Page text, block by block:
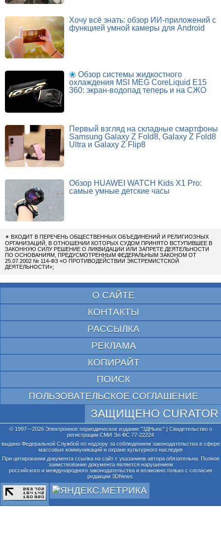
Хочу всё знать: обзор ИИ-приложений с
функцией умной камеры для Android
Обзор системы жидкостного
охлаждения MSI MEG CoreLiquid E15
360: экран-водопад теперь и на СЖО
Первый взгляд на складные смартфоны
Samsung Galaxy Z Fold8, Galaxy Z Fold8
Ultra и Galaxy Z Flip8
Обзор HUAWEI WATCH Kids X1 Pro:
самые умные детские часы
✴ ВХОДИТ В ПЕРЕЧЕНЬ ОБЩЕСТВЕННЫХ ОБЪЕДИНЕНИЙ И РЕЛИГИОЗНЫХ
ОРГАНИЗАЦИЙ, В ОТНОШЕНИИ КОТОРЫХ СУДОМ ПРИНЯТО ВСТУПИВШЕЕ В
ЗАКОННУЮ СИЛУ РЕШЕНИЕ О ЛИКВИДАЦИИ ИЛИ ЗАПРЕТЕ ДЕЯТЕЛЬНОСТИ
ПО ОСНОВАНИЯМ, ПРЕДУСМОТРЕННЫМ ФЕДЕРАЛЬНЫМ ЗАКОНОМ ОТ
25.07.2002 № 114-ФЗ «О ПРОТИВОДЕЙСТВИИ ЭКСТРЕМИСТСКОЙ
ДЕЯТЕЛЬНОСТИ»;
О САЙТЕ
КОНТАКТЫ
РАССЫЛКА
РЕКЛАМА
КОПИРАЙТ
ПОИСК
ПОЛЬЗОВАТЕЛЬСКОЕ СОГЛАШЕНИЕ
ЗАЩИЩЕНО CURATOR
© 1997—2026 Электронное периодическое издание "3ДНьюс" | Свидетельство о
регистрации СМИ Эл ФС 77-22224
выдано Федеральной Службой по надзору за соблюдением законодательства в сфере
массовых коммуникаций и охране культурного наследия
При цитировании документа ссылка на сайт с указанием автора обязательна. Полное
заимствование документа является нарушением
российского и международного законодательства и возможно только с согласия
редакции 3DNews.